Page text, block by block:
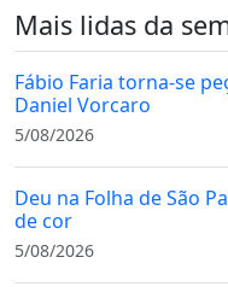
Mais lidas da
Fábio Faria torna-se
Daniel Vorcaro
5/08/2026
Deu na Folha de São
de cor
5/08/2026